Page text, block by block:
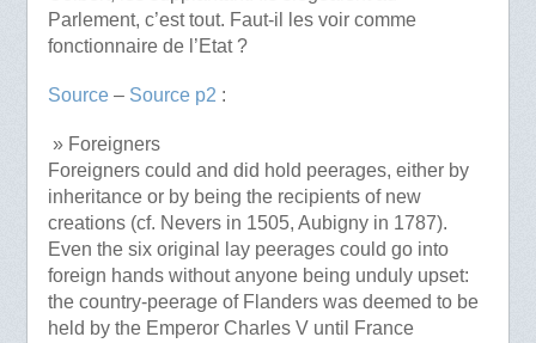
Parlement, c’est tout. Faut-il les voir comme
fonctionnaire de l’Etat ?
Source – Source p2 :
» Foreigners
Foreigners could and did hold peerages, either by
inheritance or by being the recipients of new
creations (cf. Nevers in 1505, Aubigny in 1787).
Even the six original lay peerages could go into
foreign hands without anyone being unduly upset:
the country-peerage of Flanders was deemed to be
held by the Emperor Charles V until France